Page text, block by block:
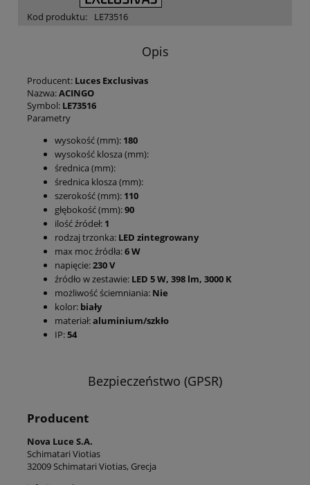
Kod produktu: LE73516
Opis
Producent: Luces Exclusivas
Nazwa:ACINGO
Symbol: LE73516
Parametry
wysokość (mm): 180
wysokość klosza (mm):
średnica (mm):
średnica klosza (mm):
szerokość (mm): 110
głębokość (mm):90
ilość źródeł: 1
rodzaj trzonka: LED zintegrowany
max moc źródła:6 W
napięcie:230 V
źródło w zestawie: LED 5 W, 398 lm, 3000 K
możliwość ściemniania: Nie
kolor: biały
materiał:aluminium/szkło
IP:54
Bezpieczeństwo (GPSR)
Producent
Nova Luce S.A.
Schimatari Viotias
32009 Schimatari Viotias, Grecja